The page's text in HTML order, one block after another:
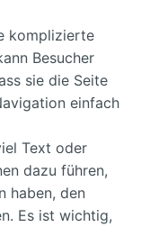
komplizierte
Besucher
sie die Seite
einfach
Text oder
dazu führen,
haben, den
Es ist wichtig,